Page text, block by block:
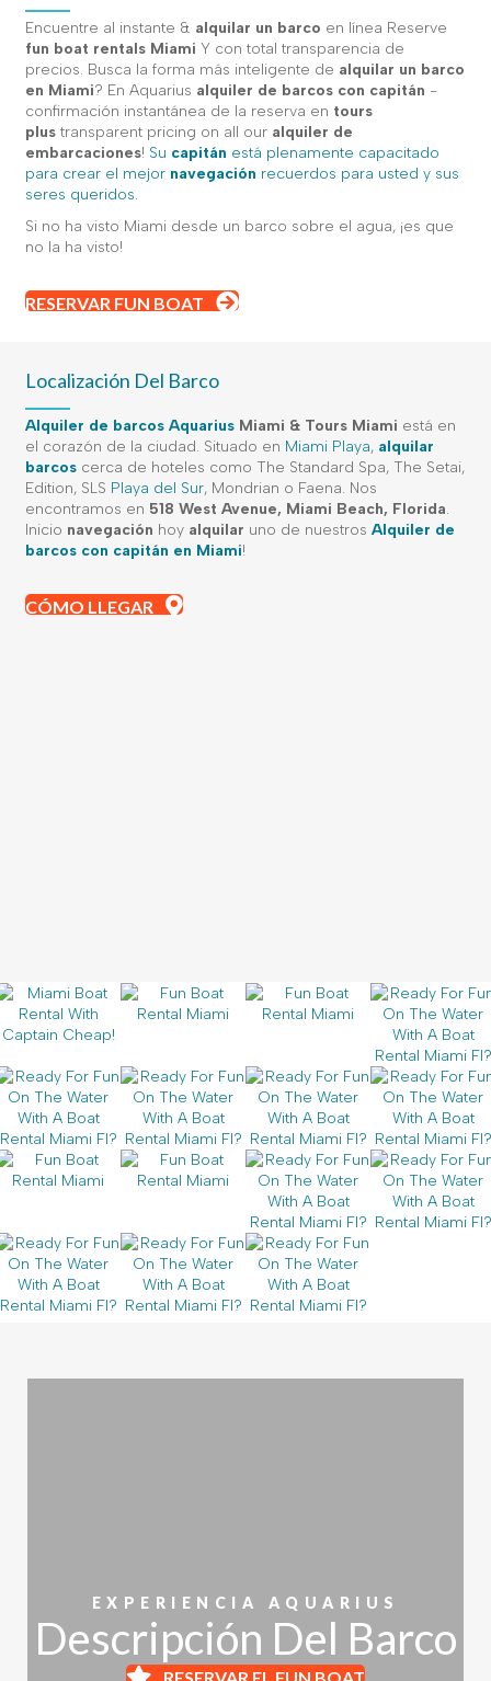
Encuentre al instante & alquilar un barco en línea Reserve
fun boat rentals Miami Y con total transparencia de
precios. Busca la forma más inteligente de alquilar un barco
en Miami? En Aquarius alquiler de barcos con capitán -
confirmación instantánea de la reserva en tours
plus transparent pricing on all our alquiler de
embarcaciones! Su capitán está plenamente capacitado
para crear el mejor navegación recuerdos para usted y sus
seres queridos.
Si no ha visto Miami desde un barco sobre el agua, ¡es que
no la ha visto!
RESERVAR FUN BOAT
Localización Del Barco
Alquiler de barcos Aquarius Miami & Tours Miami está en
el corazón de la ciudad. Situado en Miami Playa, alquilar
barcos cerca de hoteles como The Standard Spa, The Setai,
Edition, SLS Playa del Sur, Mondrian o Faena. Nos
encontramos en 518 West Avenue, Miami Beach, Florida.
Inicio navegación hoy alquilar uno de nuestrosAlquiler de
barcos con capitán en Miami!
CÓMO LLEGAR
EXPERIENCIA AQUARIUS
Descripción Del Barco